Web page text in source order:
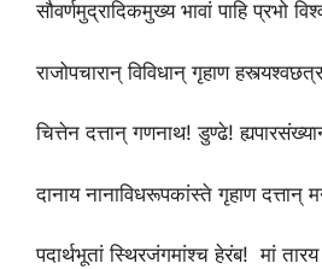
सौवर्णमुद्रादिकमुख्य भावां पाहि प्रभो
राजोपचारान् विविधान् गृहाण
चित्तेन दत्तान् गणनाथ! डुण्ढे!
दानाय नानाविधरूपकांस्ते गृहाण दत्तान्
पदार्थभूतां स्थिरजंगमांश्च हेरंब! मां